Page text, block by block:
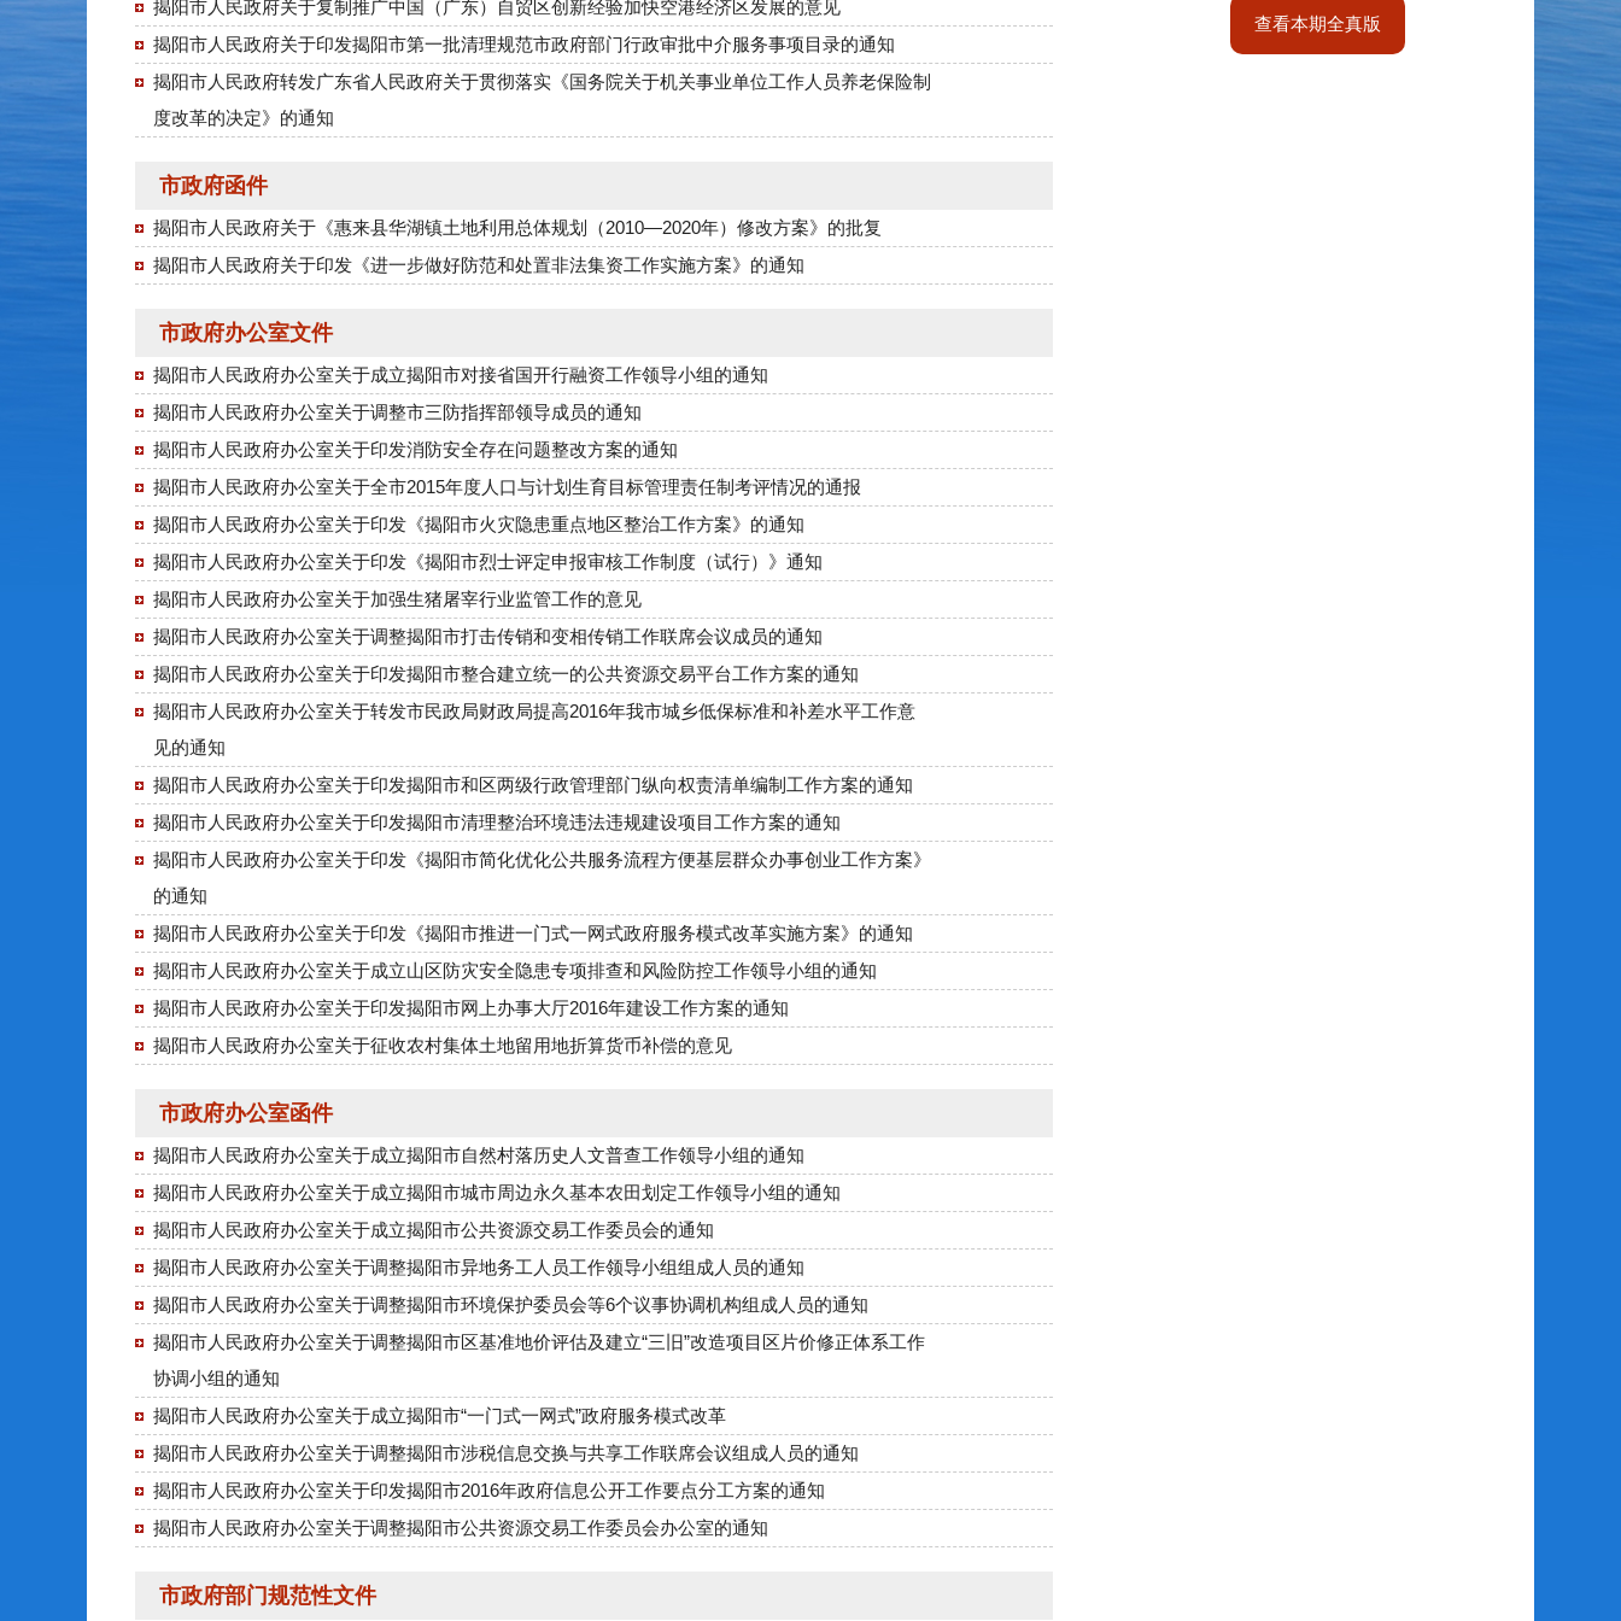
揭阳市人民政府关于复制推广中国（广东）自贸区创新经验加快空港经济区发展的意见
揭阳市人民政府关于印发揭阳市第一批清理规范市政府部门行政审批中介服务事项目录的通知
揭阳市人民政府转发广东省人民政府关于贯彻落实《国务院关于机关事业单位工作人员养老保险制
度改革的决定》的通知
市政府函件
揭阳市人民政府关于《惠来县华湖镇土地利用总体规划（2010—2020年）修改方案》的批复
揭阳市人民政府关于印发《进一步做好防范和处置非法集资工作实施方案》的通知
市政府办公室文件
揭阳市人民政府办公室关于成立揭阳市对接省国开行融资工作领导小组的通知
揭阳市人民政府办公室关于调整市三防指挥部领导成员的通知
揭阳市人民政府办公室关于印发消防安全存在问题整改方案的通知
揭阳市人民政府办公室关于全市2015年度人口与计划生育目标管理责任制考评情况的通报
揭阳市人民政府办公室关于印发《揭阳市火灾隐患重点地区整治工作方案》的通知
揭阳市人民政府办公室关于印发《揭阳市烈士评定申报审核工作制度（试行）》通知
揭阳市人民政府办公室关于加强生猪屠宰行业监管工作的意见
揭阳市人民政府办公室关于调整揭阳市打击传销和变相传销工作联席会议成员的通知
揭阳市人民政府办公室关于印发揭阳市整合建立统一的公共资源交易平台工作方案的通知
揭阳市人民政府办公室关于转发市民政局财政局提高2016年我市城乡低保标准和补差水平工作意
见的通知
揭阳市人民政府办公室关于印发揭阳市和区两级行政管理部门纵向权责清单编制工作方案的通知
揭阳市人民政府办公室关于印发揭阳市清理整治环境违法违规建设项目工作方案的通知
揭阳市人民政府办公室关于印发《揭阳市简化优化公共服务流程方便基层群众办事创业工作方案》
的通知
揭阳市人民政府办公室关于印发《揭阳市推进一门式一网式政府服务模式改革实施方案》的通知
揭阳市人民政府办公室关于成立山区防灾安全隐患专项排查和风险防控工作领导小组的通知
揭阳市人民政府办公室关于印发揭阳市网上办事大厅2016年建设工作方案的通知
揭阳市人民政府办公室关于征收农村集体土地留用地折算货币补偿的意见
市政府办公室函件
揭阳市人民政府办公室关于成立揭阳市自然村落历史人文普查工作领导小组的通知
揭阳市人民政府办公室关于成立揭阳市城市周边永久基本农田划定工作领导小组的通知
揭阳市人民政府办公室关于成立揭阳市公共资源交易工作委员会的通知
揭阳市人民政府办公室关于调整揭阳市异地务工人员工作领导小组组成人员的通知
揭阳市人民政府办公室关于调整揭阳市环境保护委员会等6个议事协调机构组成人员的通知
揭阳市人民政府办公室关于调整揭阳市区基准地价评估及建立“三旧”改造项目区片价修正体系工作
协调小组的通知
揭阳市人民政府办公室关于成立揭阳市“一门式一网式”政府服务模式改革
揭阳市人民政府办公室关于调整揭阳市涉税信息交换与共享工作联席会议组成人员的通知
揭阳市人民政府办公室关于印发揭阳市2016年政府信息公开工作要点分工方案的通知
揭阳市人民政府办公室关于调整揭阳市公共资源交易工作委员会办公室的通知
市政府部门规范性文件
查看本期全真版